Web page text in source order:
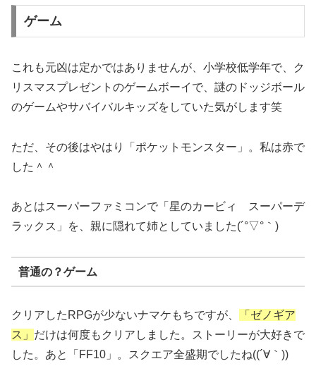
ゲーム
これも元凶は定かではありませんが、小学校低学年で、ク
リスマスプレゼントのゲームボーイで、謎のドッジボール
のゲームやサバイバルキッズをしていた気がします笑
ただ、その後はやはり「ポケットモンスター」。私は赤で
した＾＾
あとはスーパーファミコンで「星のカービィ スーパーデ
ラックス」を、親に隠れて姉としていました(´°▽°｀)
普通の？ゲーム
クリアしたRPGが少ないナマケもちですが、
「ゼノギア
ス」 だけは何度もクリアしました。ストーリーが大好きで
した。あと「FF10」。スクエア全盛期でしたね((´∀｀))